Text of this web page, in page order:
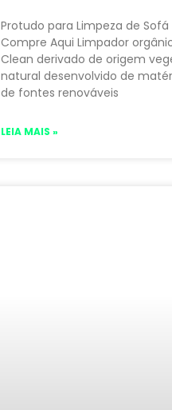
Protudo para Limpeza de Sofá
Compre Aqui Limpador
Clean derivado de origem
natural desenvolvido de
de fontes renováveis
LEIA MAIS »